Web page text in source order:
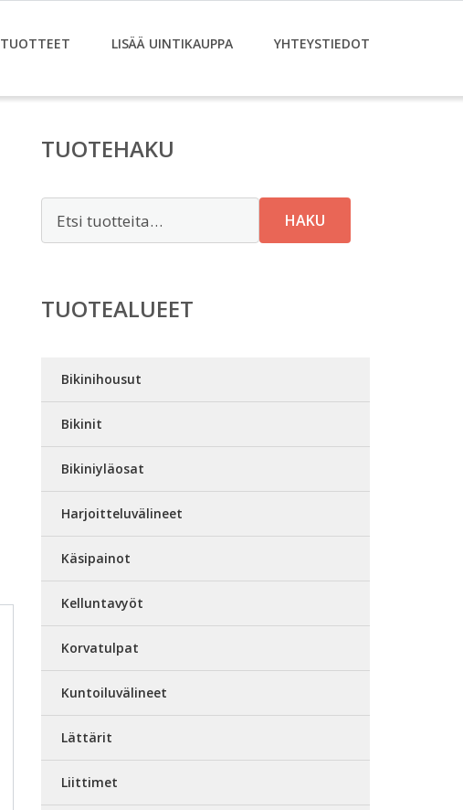
TUOTTEET LISÄÄ UINTIKAUPPA YHTEYSTIEDOT
TUOTEHAKU
HAKU
TUOTEALUEET
Bikinihousut
Bikinit
Bikiniyläosat
Harjoitteluvälineet
Käsipainot
Kelluntavyöt
Korvatulpat
Kuntoiluvälineet
Lättärit
Liittimet